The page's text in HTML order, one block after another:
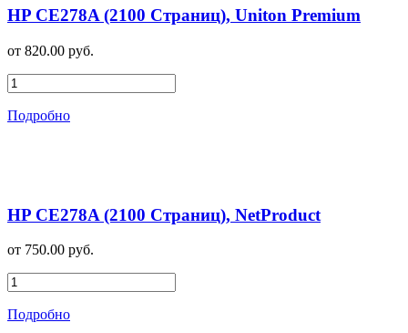
HP CE278A (2100 Страниц), Uniton Premium
от 820.00 руб.
Подробно
HP CE278A (2100 Страниц), NetProduct
от 750.00 руб.
Подробно